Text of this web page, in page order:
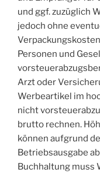
und ggf. zuzüglich
jedoch ohne
Personen und
Arzt oder
Werbeartikel im
nicht
brutto rechnen.
können aufgrund
Betriebsausgabe
Buchhaltung muss